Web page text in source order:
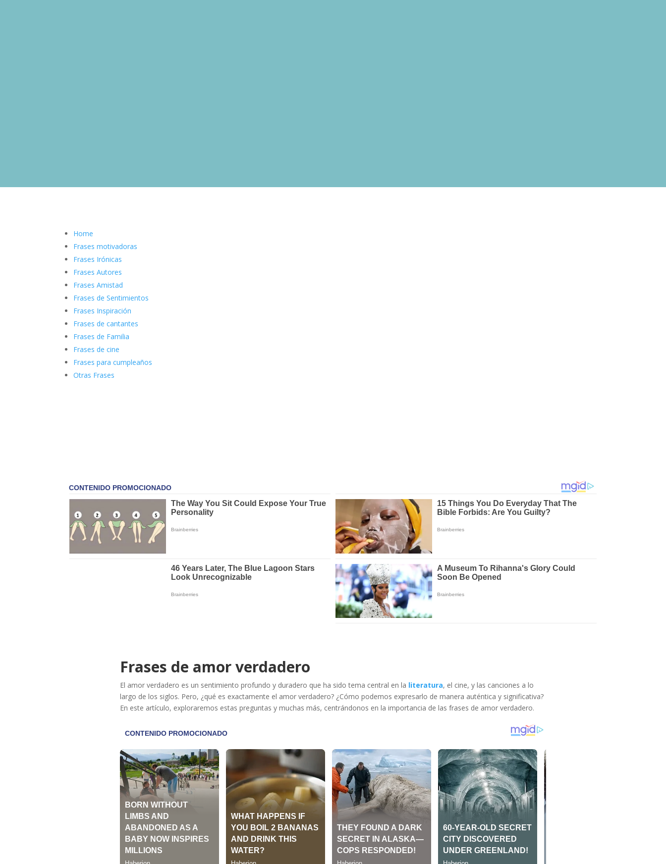
Home
Frases motivadoras
Frases Irónicas
Frases Autores
Frases Amistad
Frases de Sentimientos
Frases Inspiración
Frases de cantantes
Frases de Familia
Frases de cine
Frases para cumpleaños
Otras Frases
Frases de amor verdadero
El amor verdadero es un sentimiento profundo y duradero que ha sido tema central en la literatura, el cine, y las canciones a lo
largo de los siglos. Pero, ¿qué es exactamente el amor verdadero? ¿Cómo podemos expresarlo de manera auténtica y significativa?
En este artículo, exploraremos estas preguntas y muchas más, centrándonos en la importancia de las frases de amor verdadero.